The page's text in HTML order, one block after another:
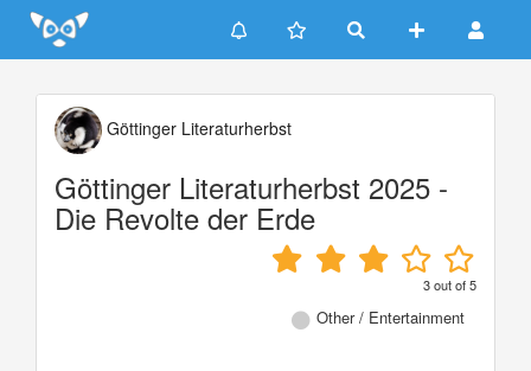
Update cookies preferences
Göttinger Literaturherbst
Göttinger Literaturherbst 2025 -
Die Revolte der Erde
3out of5
Other / Entertainment